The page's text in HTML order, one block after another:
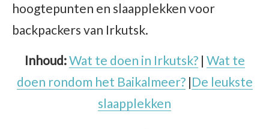
hoogtepunten en slaapplekken voor
backpackers van Irkutsk.
Inhoud:Wat te doen in Irkutsk?| Wat te
doen rondom het Baikalmeer?|De leukste
slaapplekken